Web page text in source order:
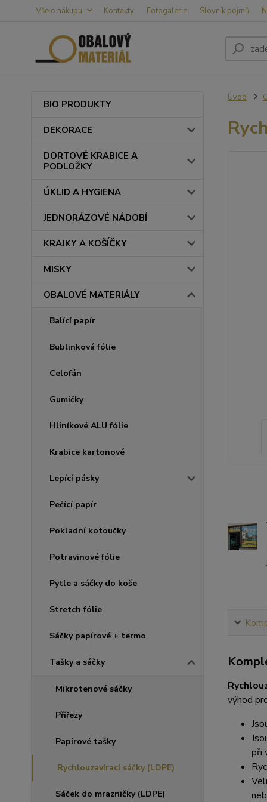
Vše o nákupu Kontakty Fotogalerie Slovník pojmů
BIO PRODUKTY
DEKORACE
DORTOVÉ KRABICE A
PODLOŽKY
ÚKLID A HYGIENA
JEDNORÁZOVÉ NÁDOBÍ
KRAJKY A KOŠÍČKY
MISKY
OBALOVÉ MATERIÁLY
Balící papír
Bublinková fólie
Celofán
Gumičky
Hliníkové ALU fólie
Krabice kartonové
Lepící pásky
Pečící papír
Pokladní kotoučky
Potravinové fólie
Pytle a sáčky do koše
Stretch fólie
Sáčky papírové + termo
Tašky a sáčky
Mikrotenové sáčky
Přířezy
Papírové tašky
Rychlouzavírací sáčky (LDPE)
Sáček do mrazničky (LDPE)
Úvod
výhod
při